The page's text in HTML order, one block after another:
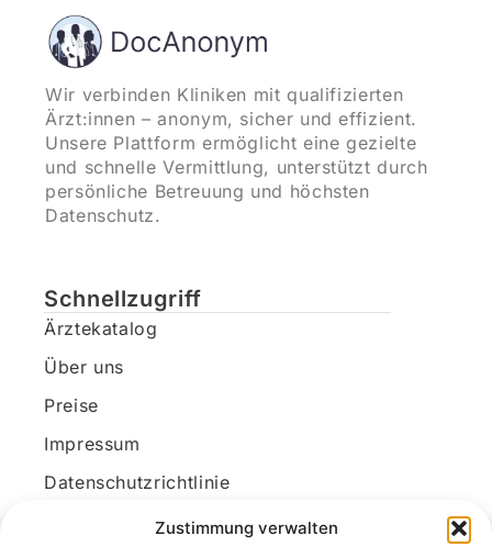
Zustimmung verwalten
Wir verbinden Kliniken mit qualifizierten
Ärzt:innen – anonym, sicher und effizient.
Unsere Plattform ermöglicht eine gezielte
und schnelle Vermittlung, unterstützt durch
persönliche Betreuung und höchsten
Datenschutz.
Schnellzugriff
Ärztekatalog
Über uns
Preise
Impressum
Datenschutzrichtlinie
Kundenkonto